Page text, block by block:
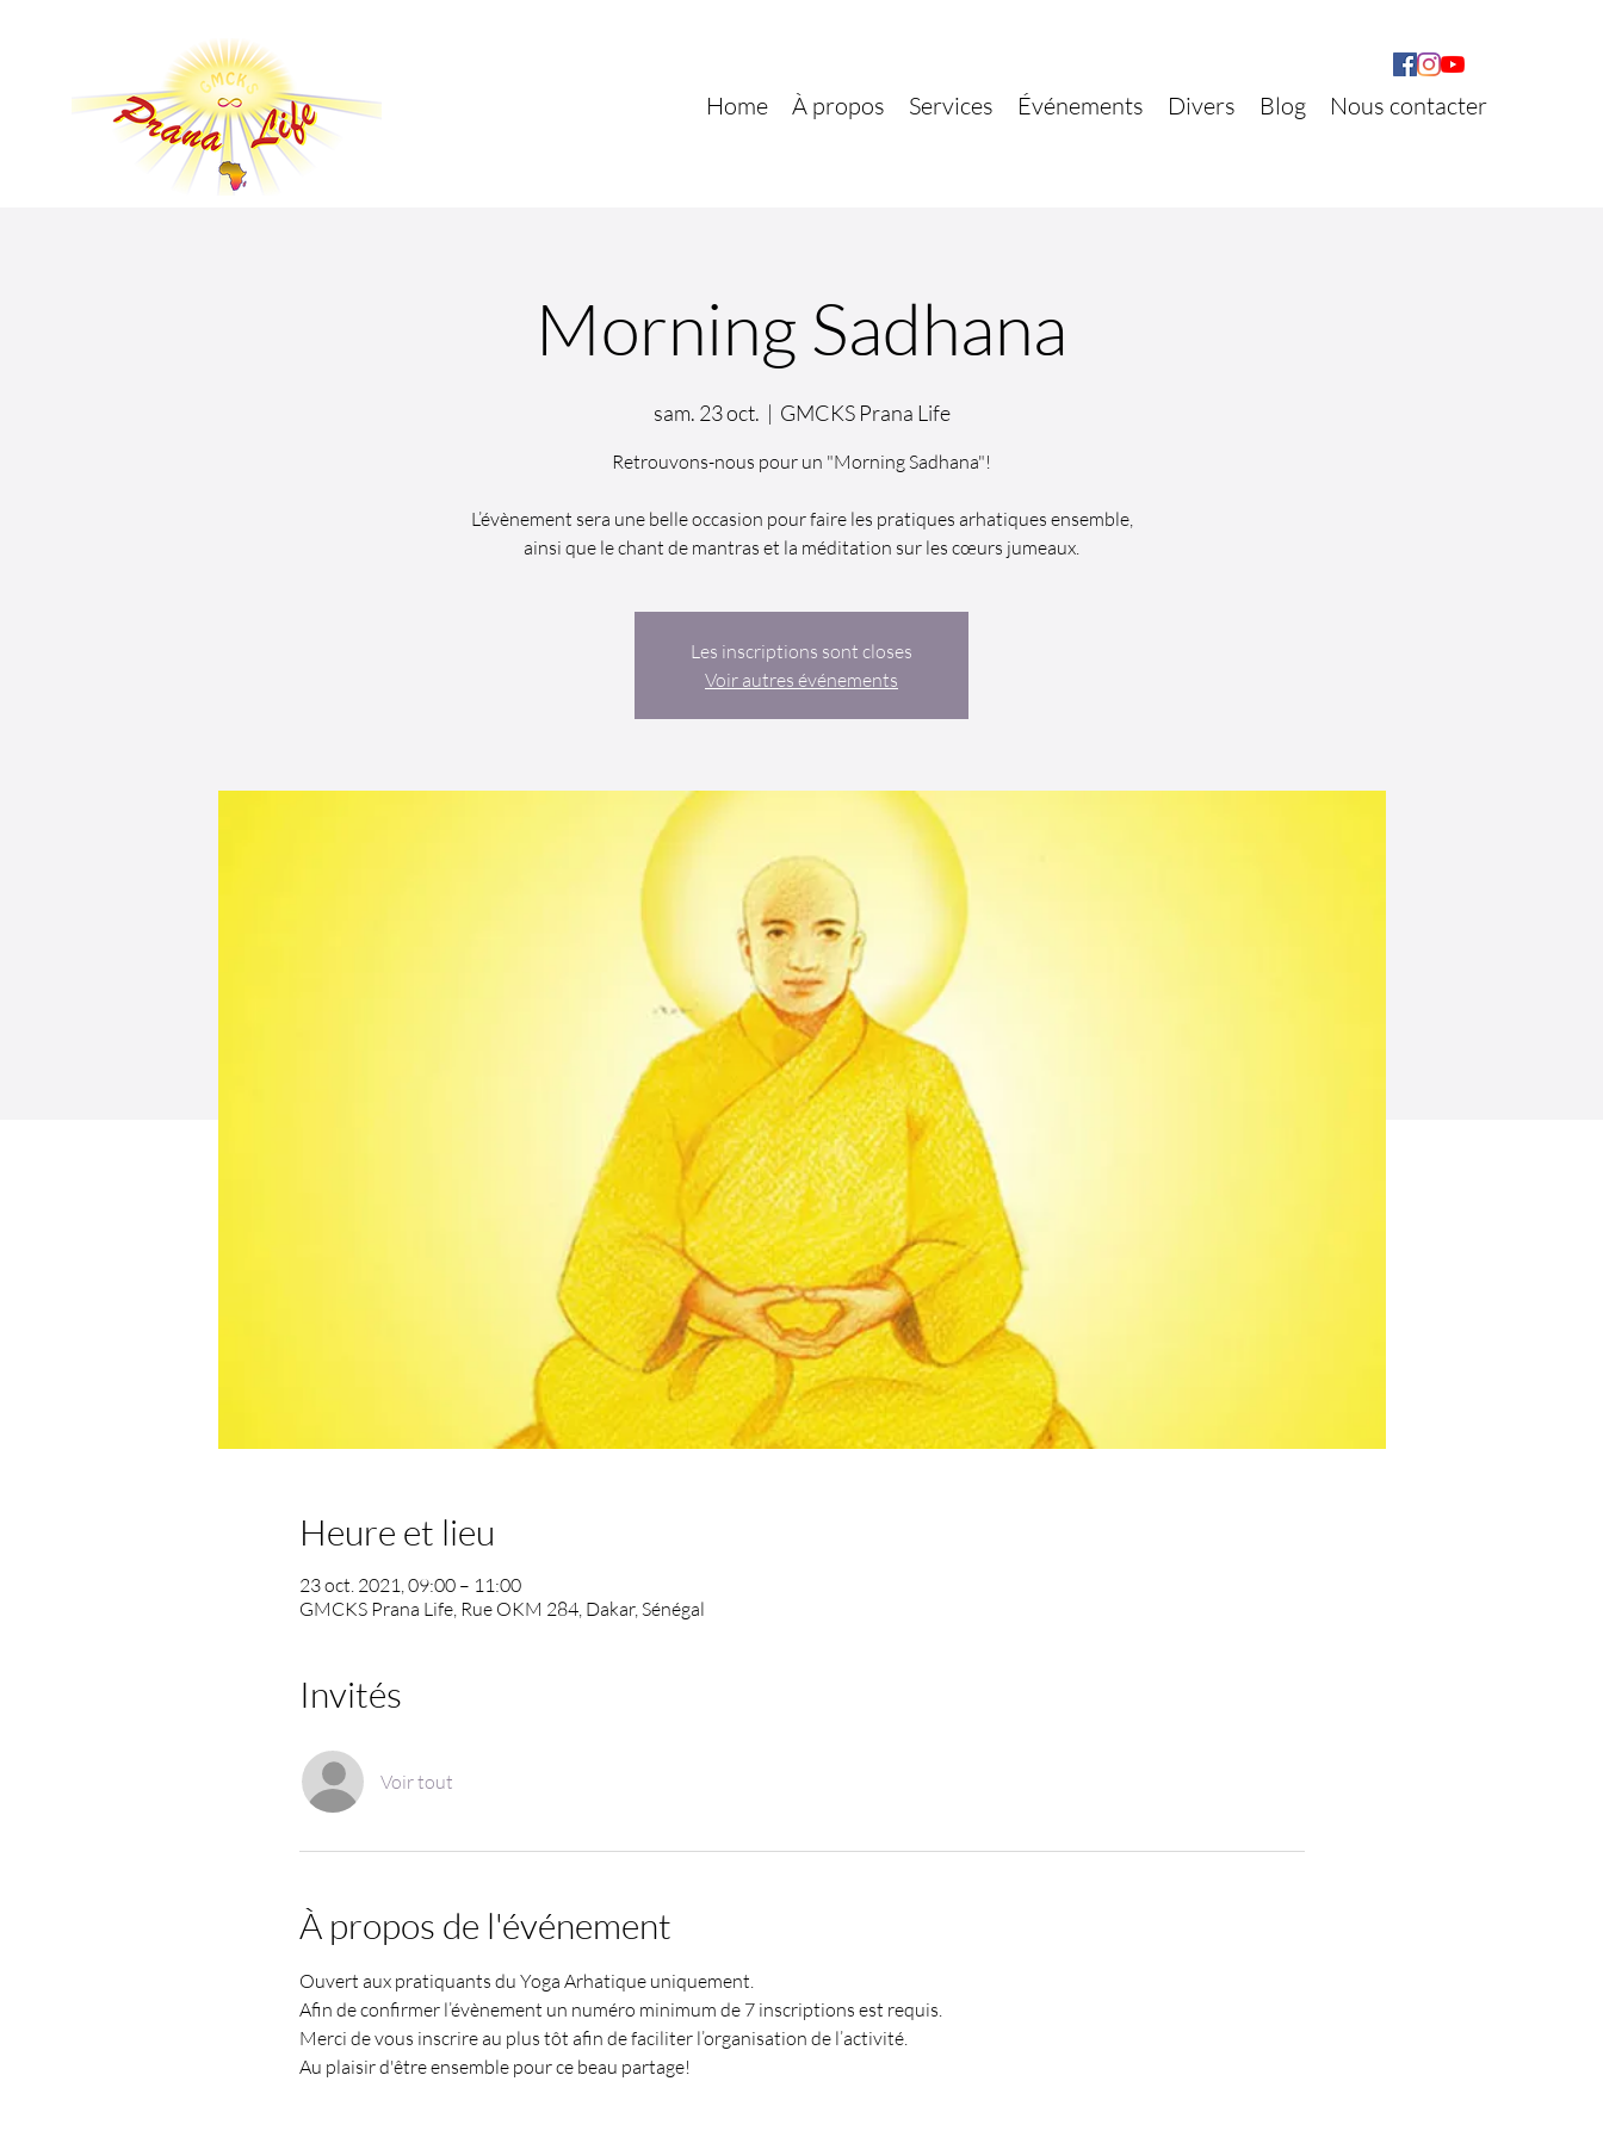
Home À propos Services Événements Divers Blog Nous contacter
Morning Sadhana
sam. 23 oct.
  |
GMCKS Prana Life
Retrouvons-nous pour un "Morning Sadhana"!
L’évènement sera une belle occasion pour faire les pratiques arhatiques ensemble,
Les inscriptions sont closes
Voir autres événements
Heure et lieu
23 oct. 2021, 09:00 – 11:00
GMCKS Prana Life, Rue OKM 284, Dakar, Sénégal
Invités
Voir tout
À propos de l'événement
Ouvert aux pratiquants du Yoga Arhatique uniquement.
Afin de confirmer l’évènement un numéro minimum de 7 inscriptions est requis.
Merci de vous inscrire au plus tôt afin de faciliter l’organisation de l’activité.
Au plaisir d'être ensemble pour ce beau partage!